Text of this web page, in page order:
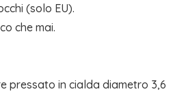
(solo EU).
che mai.
pressato in cialda diametro 3,6